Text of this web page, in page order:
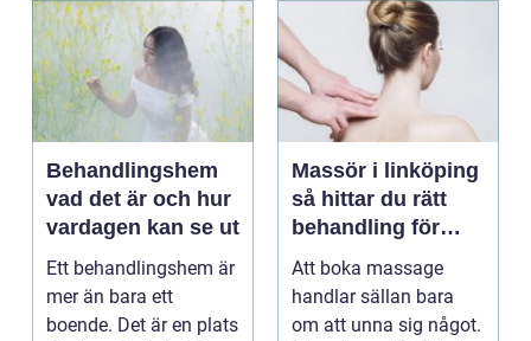
Behandlingshem
vad det är och hur
vardagen kan se ut
Ett behandlingshem är
mer än bara ett
boende. Det är en plats
Massör i linköping
så hittar du rätt
behandling för
kropp och hälsa
Att boka massage
handlar sällan bara
om att unna sig något.